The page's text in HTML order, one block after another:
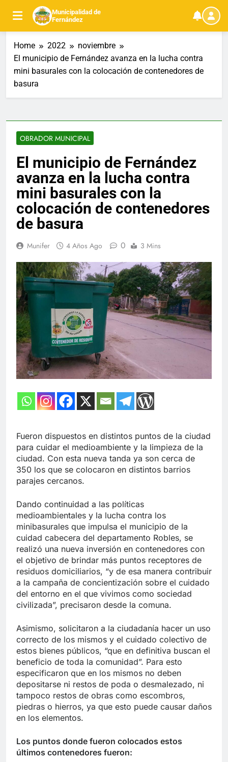
content
Municipalidad de
Fernández
Home 2022
noviembre
El municipio de Fernández avanza en la lucha contra
mini basurales con la colocación de contenedores de
basura
OBRADOR MUNICIPAL
El municipio de Fernández
avanza en la lucha contra
mini basurales con la
colocación de contenedores
de basura
Munifer 4 Años Ago 0 3 Mins
Fueron dispuestos en distintos puntos de la ciudad
para cuidar el medioambiente y la limpieza de la
ciudad. Con esta nueva tanda ya son cerca de
350 los que se colocaron en distintos barrios
parajes cercanos.
Dando continuidad a las políticas
medioambientales y la lucha contra los
minibasurales que impulsa el municipio de la
cuidad cabecera del departamento Robles, se
realizó una nueva inversión en contenedores con
el objetivo de brindar más puntos receptores de
residuos domiciliarios, “y de esa manera contribuir
a la campaña de concientización sobre el cuidado
del entorno en el que vivimos como sociedad
civilizada”, precisaron desde la comuna.
Asimismo, solicitaron a la ciudadanía hacer un uso
correcto de los mismos y el cuidado colectivo de
estos bienes públicos, “que en definitiva buscan el
beneficio de toda la comunidad”. Para esto
especificaron que en los mismos no deben
depositarse ni restos de poda o desmalezado, ni
tampoco restos de obras como escombros,
piedras o hierros, ya que esto puede causar daños
en los elementos.
Los puntos donde fueron colocados estos
últimos contenedores fueron: